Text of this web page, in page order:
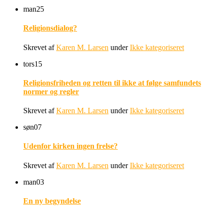
man25
Religionsdialog?
Skrevet afKaren M. Larsen underIkke kategoriseret
tors15
Religionsfriheden og retten til ikke at følge samfundets
normer og regler
Skrevet afKaren M. Larsen underIkke kategoriseret
søn07
Udenfor kirken ingen frelse?
Skrevet afKaren M. Larsen underIkke kategoriseret
man03
En ny begyndelse